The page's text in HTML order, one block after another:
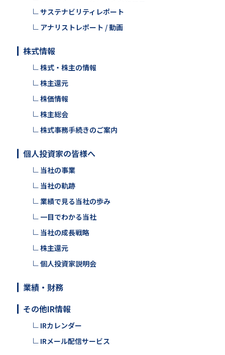
サステナビリティレポート
アナリストレポート / 動画
株式情報
株式・株主の情報
株主還元
株価情報
株主総会
株式事務手続きのご案内
個人投資家の皆様へ
当社の事業
当社の軌跡
業績で見る当社の歩み
一目でわかる当社
当社の成長戦略
株主還元
個人投資家説明会
業績・財務
その他IR情報
IRカレンダー
IRメール配信サービス